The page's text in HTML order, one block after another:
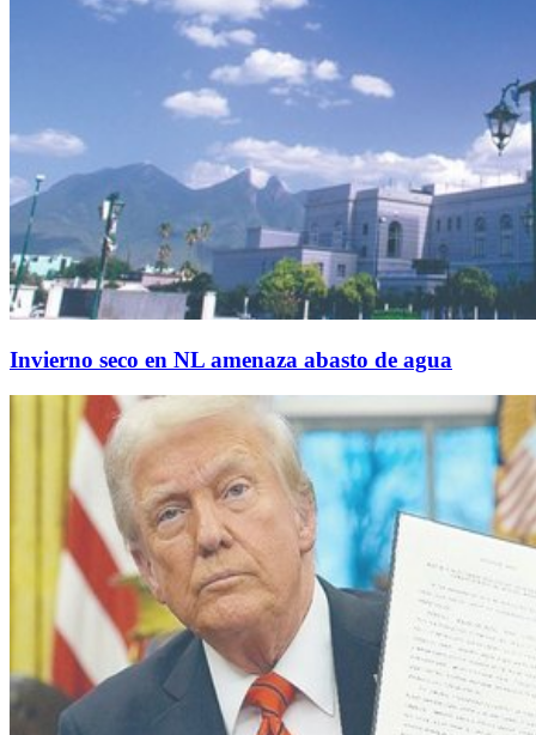
Invierno seco en NL amenaza abasto de agua